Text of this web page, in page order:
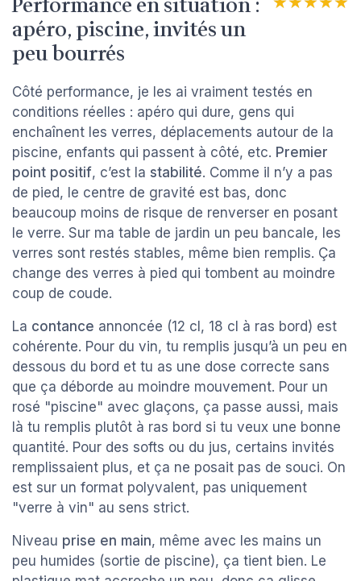
apéro, piscine, invités un
peu bourrés
Côté performance, je les ai vraiment testés en
conditions réelles : apéro qui dure, gens qui
enchaînent les verres, déplacements autour de la
piscine, enfants qui passent à côté, etc. Premier
point positif, c’est la stabilité. Comme il n’y a pas
de pied, le centre de gravité est bas, donc
beaucoup moins de risque de renverser en posant
le verre. Sur ma table de jardin un peu bancale, les
verres sont restés stables, même bien remplis. Ça
change des verres à pied qui tombent au moindre
coup de coude.
La contance annoncée (12 cl, 18 cl à ras bord) est
cohérente. Pour du vin, tu remplis jusqu’à un peu en
dessous du bord et tu as une dose correcte sans
que ça déborde au moindre mouvement. Pour un
rosé "piscine" avec glaçons, ça passe aussi, mais
là tu remplis plutôt à ras bord si tu veux une bonne
quantité. Pour des softs ou du jus, certains invités
remplissaient plus, et ça ne posait pas de souci. On
est sur un format polyvalent, pas uniquement
"verre à vin" au sens strict.
Niveau prise en main, même avec les mains un
peu humides (sortie de piscine), ça tient bien. Le